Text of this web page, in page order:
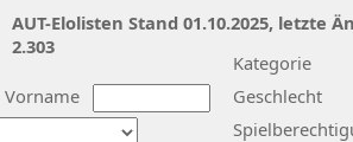
Vorname
Kategorie
Geschlecht
AUT-Elolisten Stand 01.10.2025, letzte
2.303